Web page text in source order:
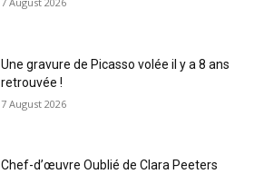
Une gravure de Picasso volée il y a 8 ans
retrouvée !
7 August 2026
Chef-d’œuvre Oublié de Clara Peeters